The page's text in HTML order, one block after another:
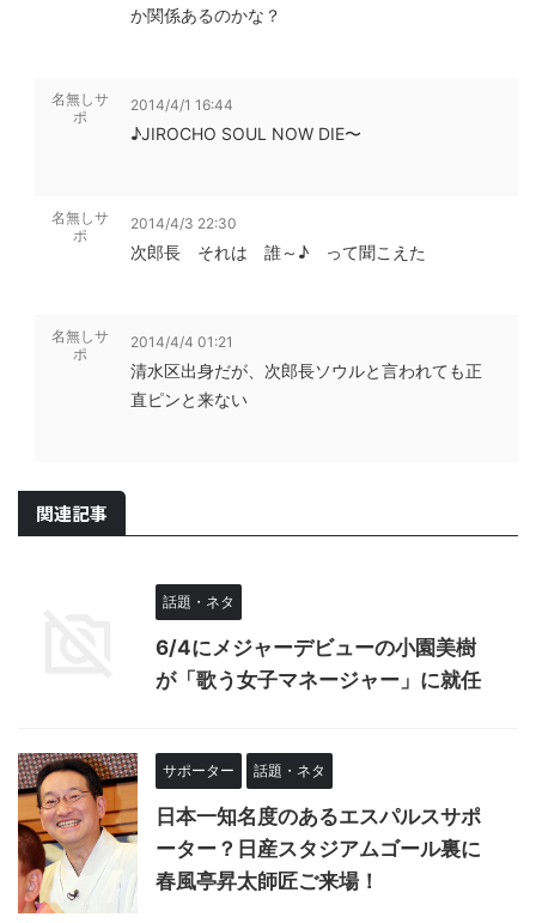
か関係あるのかな？
名無しサ
ポ
2014/4/1 16:44
♪JIROCHO SOUL NOW DIE〜
名無しサ
ポ
2014/4/3 22:30
次郎長 それは 誰～♪ って聞こえた
名無しサ
ポ
2014/4/4 01:21
清水区出身だが、次郎長ソウルと言われても正
直ピンと来ない
関連記事
話題・ネタ
6/4にメジャーデビューの小園美樹
が「歌う女子マネージャー」に就任
サポーター 話題・ネタ
日本一知名度のあるエスパルスサポ
ーター？日産スタジアムゴール裏に
春風亭昇太師匠ご来場！